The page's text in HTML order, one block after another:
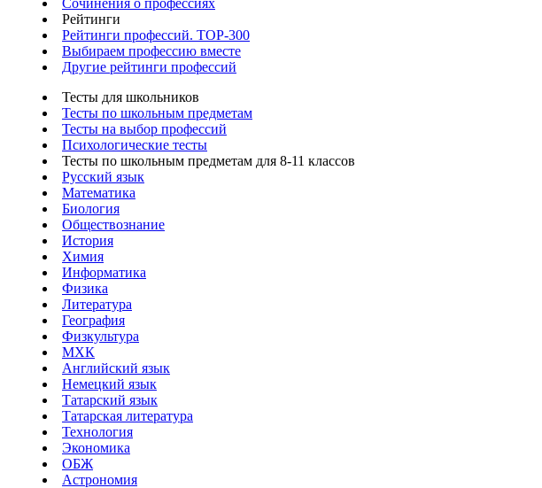
Рейтинги
Рейтинги профессий. TOP-300
Выбираем профессию вместе
Другие рейтинги профессий
Тесты для школьников
Тесты по школьным предметам
Тесты на выбор профессий
Психологические тесты
Тесты по школьным предметам для 8-11 классов
Русский язык
Математика
Биология
Обществознание
История
Химия
Информатика
Физика
Литература
География
Физкультура
МХК
Английский язык
Немецкий язык
Татарский язык
Татарская литература
Технология
Экономика
ОБЖ
Астрономия